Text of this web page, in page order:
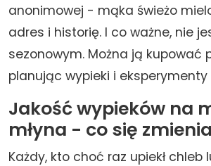
anonimowej - mąka świeżo
adres i historię. I co ważne, nie
sezonowym. Można ją kupować
planując wypieki i eksperymenty
Jakość wypieków na
młyna - co się
Każdy, kto choć raz upiekł chleb